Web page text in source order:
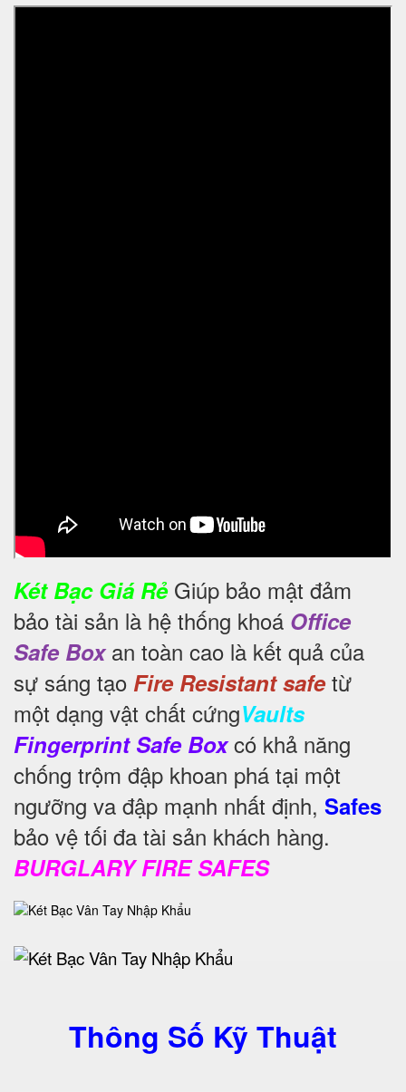
Két Bạc Giá RẻGiúp bảo mật đảm
bảo tài sản là hệ thống khoá Office
Safe Boxan toàn cao là kết quả của
sự sáng tạo Fire Resistant safetừ
một dạng vật chất cứngVaults
Fingerprint Safe Boxcó khả năng
chống trộm đập khoan phá tại một
ngưỡng va đập mạnh nhất định, Safes
bảo vệ tối đa tài sản khách hàng.
BURGLARY FIRE SAFES
Thông Số Kỹ Thuật